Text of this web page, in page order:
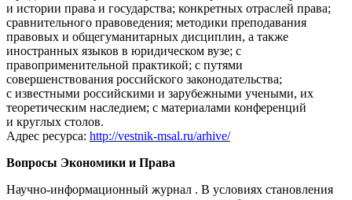
и истории права и государства; конкретных отраслей права;
сравнительного правоведения; методики преподавания
правовых и общегуманитарных дисциплин, а также
иностранных языков в юридическом вузе; с
правоприменительной практикой; с путями
совершенствования российского законодательства;
с известными российскими и зарубежными учеными, их
теоретическим наследием; с материалами конференций
и круглых столов.
Адрес ресурса: http://vestnik-msal.ru/arhive/
Вопросы Экономики и Права
Научно-информационный журнал . В условиях становления